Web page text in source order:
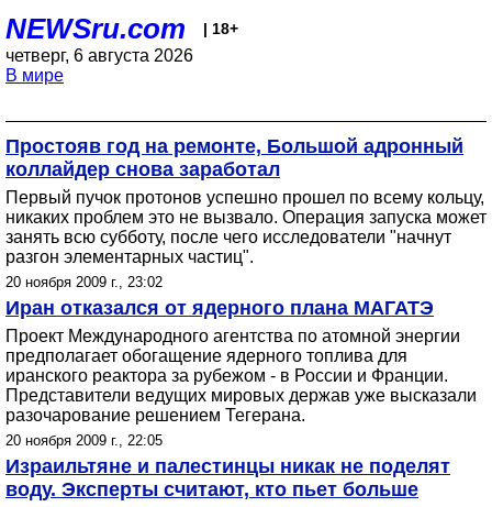
NEWSru.com | 18+
четверг, 6 августа 2026
В мире
Простояв год на ремонте, Большой адронный
коллайдер снова заработал
Первый пучок протонов успешно прошел по всему кольцу,
никаких проблем это не вызвало. Операция запуска может
занять всю субботу, после чего исследователи "начнут
разгон элементарных частиц".
20 ноября 2009 г., 23:02
Иран отказался от ядерного плана МАГАТЭ
Проект Международного агентства по атомной энергии
предполагает обогащение ядерного топлива для
иранского реактора за рубежом - в России и Франции.
Представители ведущих мировых держав уже высказали
разочарование решением Тегерана.
20 ноября 2009 г., 22:05
Израильтяне и палестинцы никак не поделят
воду. Эксперты считают, кто пьет больше